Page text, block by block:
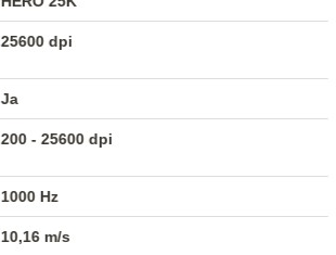
25600 dpi
Ja
200 - 25600 dpi
1000 Hz
10,16 m/s